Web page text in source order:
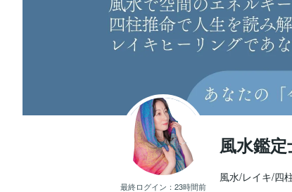
最終ログイン： 23時間前
風水鑑
風水/レイキ/四